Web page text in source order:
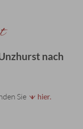
nach
Sie hier.